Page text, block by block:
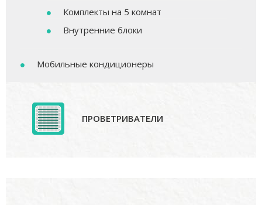
Комплекты на 5 комнат
Внутренние блоки
Мобильные кондиционеры
ПРОВЕТРИВАТЕЛИ